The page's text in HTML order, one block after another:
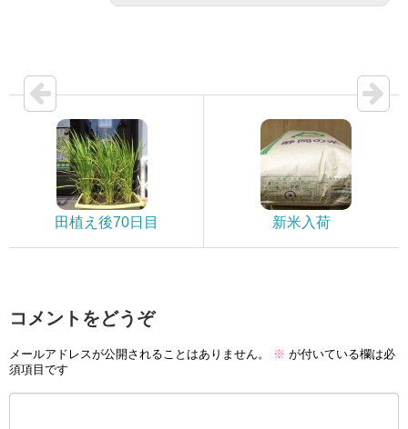
田植え後70日目 新米入荷
コメントをどうぞ
メールアドレスが公開されることはありません。 ※ が付いている欄は必
須項目です